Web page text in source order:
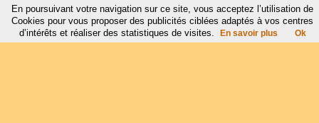
En poursuivant votre navigation sur ce site, vous acceptez l’utilisation de
Cookies pour vous proposer des publicités ciblées adaptés à vos centres
d’intérêts et réaliser des statistiques de visites.
En savoir plus Ok